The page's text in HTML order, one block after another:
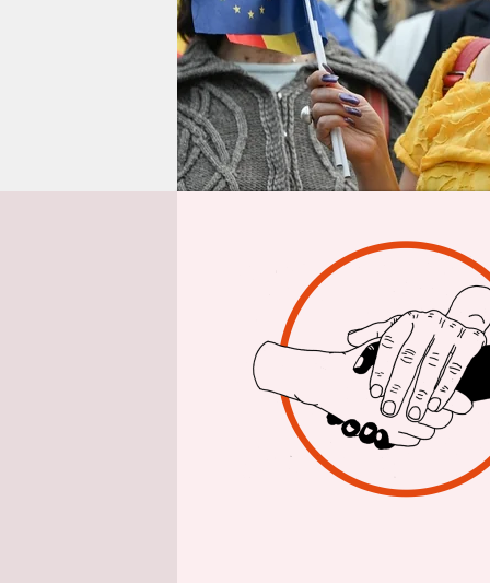
abo
genossenschaft
epaper login
dpa| Die
Kos an
In dem